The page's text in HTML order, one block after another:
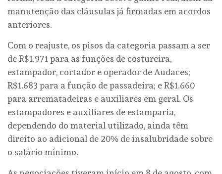
manutenção das cláusulas já firmadas em acordos
anteriores.
Com o reajuste, os pisos da categoria passam a ser
de R$1.971 para as funções de costureira,
estampador, cortador e operador de Audaces;
R$1.683 para a função de passadeira; e R$1.660
para arrematadeiras e auxiliares em geral. Os
estampadores e auxiliares de estamparia,
dependendo do material utilizado, ainda têm
direito ao adicional de 20% de insalubridade sobre
o salário mínimo.